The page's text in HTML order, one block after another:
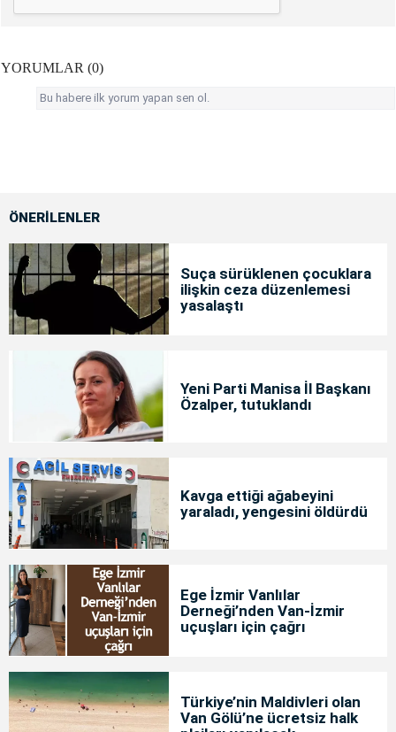
YORUMLAR (0)
Bu habere ilk yorum yapan sen ol.
ÖNERİLENLER
Suça sürüklenen çocuklara
ilişkin ceza düzenlemesi
yasalaştı
Yeni Parti Manisa İl Başkanı
Özalper, tutuklandı
Kavga ettiği ağabeyini
yaraladı, yengesini öldürdü
Ege İzmir Vanlılar
Derneği’nden Van-İzmir
uçuşları için çağrı
Türkiye’nin Maldivleri olan
Van Gölü’ne ücretsiz halk